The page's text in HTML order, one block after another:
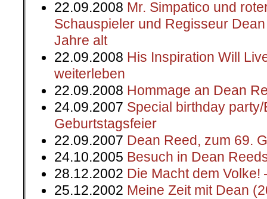
22.09.2008 Mr. Simpatico und
Schauspieler und Regisseur
Jahre alt
22.09.2008 His Inspiration Will
weiterleben
22.09.2008 Hommage an Dean
24.09.2007 Special birthday
Geburtstagsfeier
22.09.2007 Dean Reed, zum 69.
24.10.2005 Besuch in Dean
28.12.2002 Die Macht dem
25.12.2002 Meine Zeit mit Dean